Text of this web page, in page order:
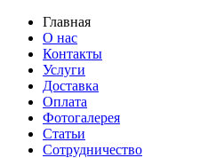
Главная
О нас
Контакты
Услуги
Доставка
Оплата
Фотогалерея
Статьи
Сотрудничество